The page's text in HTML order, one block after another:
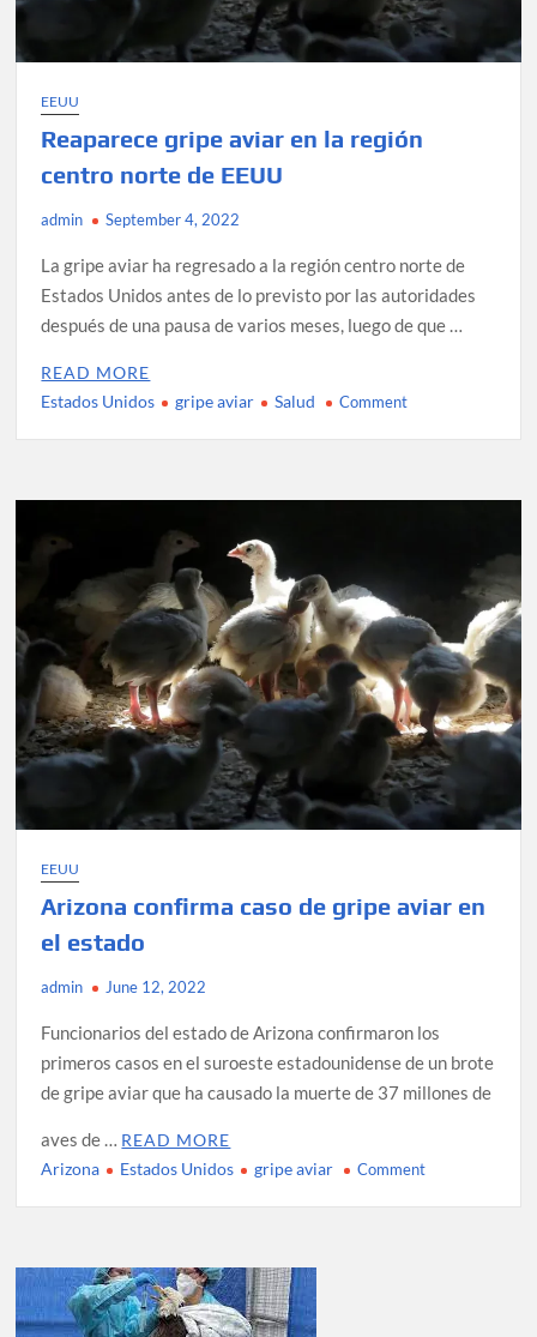
EEUU
Reaparece gripe aviar en la región
centro norte de EEUU
admin September 4, 2022
La gripe aviar ha regresado a la región centro norte de
Estados Unidos antes de lo previsto por las autoridades
después de una pausa de varios meses, luego de que …
READ MORE
Estados Unidos
gripe aviar Salud Commenton
en
norte
de
EEUU
EEUU
Arizona confirma caso de gripe aviar en
el estado
admin June 12, 2022
Funcionarios del estado de Arizona confirmaron los
primeros casos en el suroeste estadounidense de un brote
de gripe aviar que ha causado la muerte de 37 millones de
aves de … READ MORE
Arizona
Estados Unidos gripe aviar Commenton